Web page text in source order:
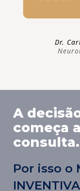
Dr.
A
começa
consulta.
Por isso o